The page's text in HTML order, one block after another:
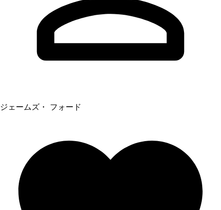
ジェームズ・ フォード